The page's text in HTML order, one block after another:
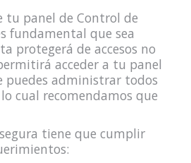
tu panel de Control de
fundamental que sea
protegerá de accesos no
acceder a tu panel
puedes administrar todos
cual recomendamos que
tiene que cumplir